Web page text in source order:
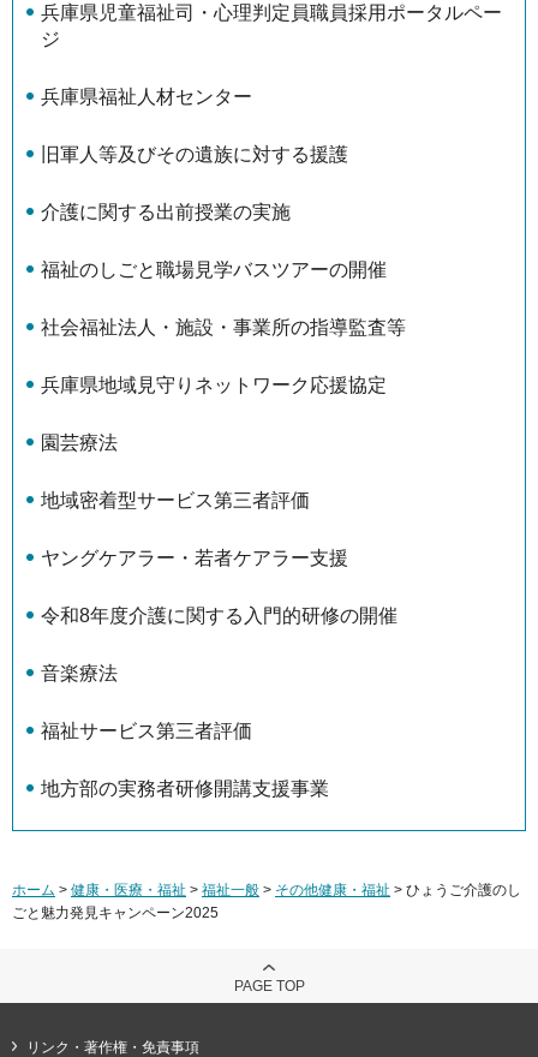
兵庫県児童福祉司・心理判定員職員採用ポータルペー
ジ
兵庫県福祉人材センター
旧軍人等及びその遺族に対する援護
介護に関する出前授業の実施
福祉のしごと職場見学バスツアーの開催
社会福祉法人・施設・事業所の指導監査等
兵庫県地域見守りネットワーク応援協定
園芸療法
地域密着型サービス第三者評価
ヤングケアラー・若者ケアラー支援
令和8年度介護に関する入門的研修の開催
音楽療法
福祉サービス第三者評価
地方部の実務者研修開講支援事業
ホーム > 健康・医療・福祉 > 福祉一般 > その他健康・福祉 > ひょうご介護のし
ごと魅力発見キャンペーン2025
PAGE TOP
リンク・著作権・免責事項